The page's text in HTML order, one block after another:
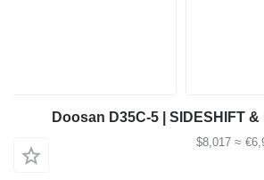
Doosan D35C-5 | SIDESHIFT
≈ $8,017